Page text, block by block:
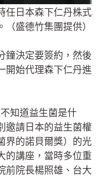
任日本森下仁丹株式
盛德竹集團提供）
鐘決定要簽約，然後
開始代理森下仁丹進
知道益生菌是什
邀請日本的益生菌權
界的諾貝爾獎）的光
的講座，當時多位重
前院長楊照雄、台大